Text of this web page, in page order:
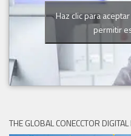
Haz clic para
permitir
THE GLOBAL CONECCTOR DIGITAL